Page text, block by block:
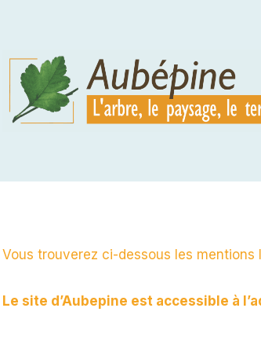
Vous trouverez ci-dessous les mentions
Le site d’Aubepine est accessible à